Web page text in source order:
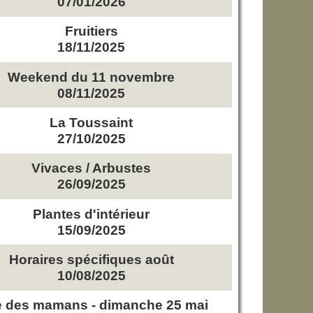
Fruitiers
18/11/2025
Weekend du 11 novembre
08/11/2025
La Toussaint
27/10/2025
Vivaces / Arbustes
26/09/2025
Plantes d'intérieur
15/09/2025
Horaires spécifiques août
10/08/2025
des mamans - dimanche 25 mai